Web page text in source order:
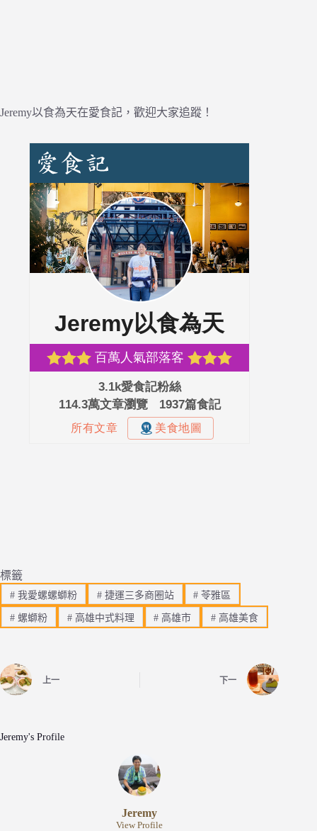
Jeremy以食為天在愛食記，歡迎大家追蹤！
標籤
#我愛螺螺螄粉 #捷運三多商圈站 # 苓雅區
#螺螄粉 #高雄中式料理 # 高雄市 # 高雄美食
上一 下一
Jeremy's Profile
Jeremy
View Profile